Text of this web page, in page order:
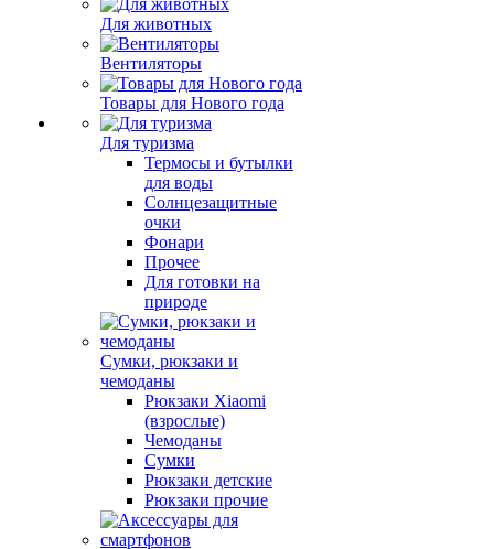
Для животных
Вентиляторы
Товары для Нового года
Для туризма
Термосы и бутылки
для воды
Солнцезащитные
очки
Фонари
Прочее
Для готовки на
природе
Сумки, рюкзаки и
чемоданы
Рюкзаки Xiaomi
(взрослые)
Чемоданы
Сумки
Рюкзаки детские
Рюкзаки прочие